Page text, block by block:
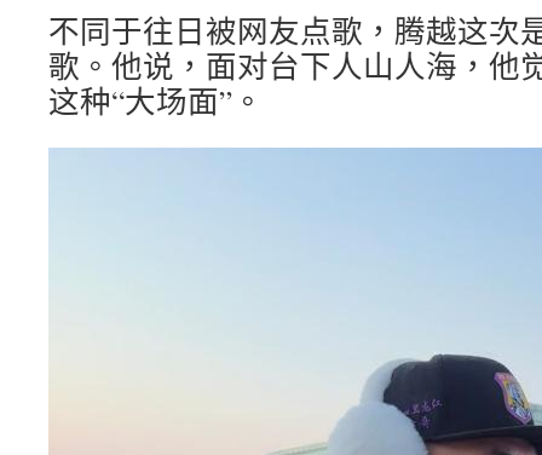
不同于往日被网友点歌，腾越这次
歌。他说，面对台下人山人海，他
这种“大场面”。